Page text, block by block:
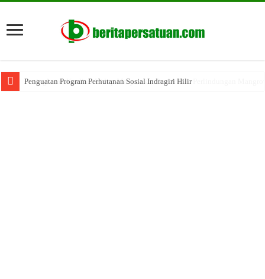
Penguatan Program Perhutanan Sosial Indragiri Hilir